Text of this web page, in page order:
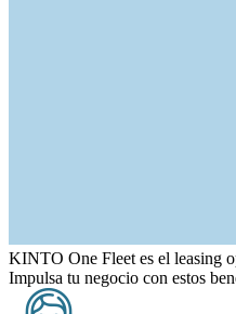
KINTO One Fleet es el leasing
Impulsa tu negocio con estos